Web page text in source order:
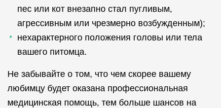
пес или кот внезапно стал пугливым,
агрессивным или чрезмерно возбужденным);
нехарактерного положения головы или тела
вашего питомца.
Не забывайте о том, что чем скорее вашему
любимцу будет оказана профессиональная
медицинская помощь, тем больше шансов на